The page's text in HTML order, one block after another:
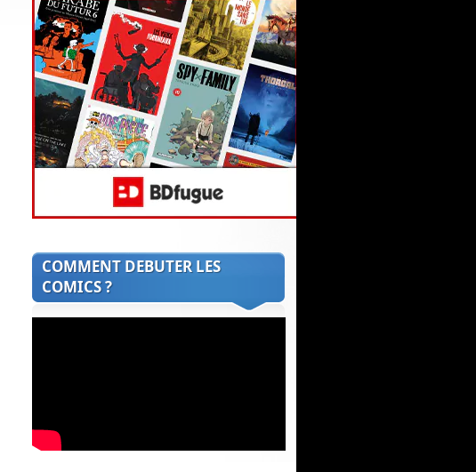
COMMENT DEBUTER LES
COMICS ?